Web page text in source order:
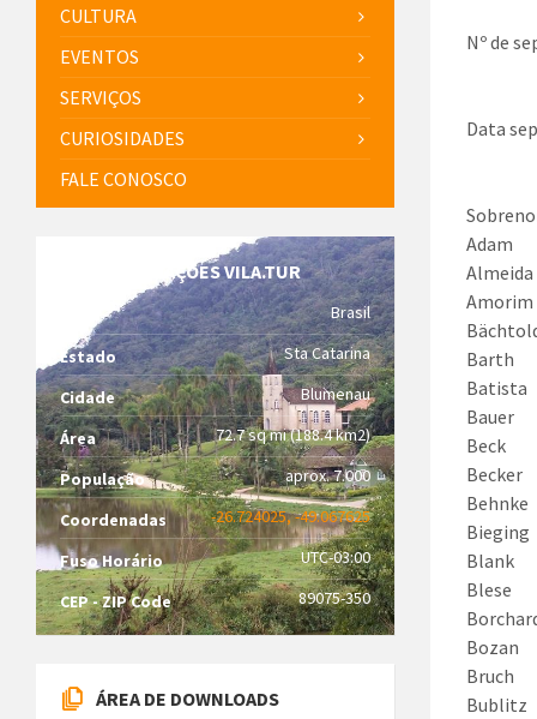
Nº de
Data
Adam
Almeida
Amorim
Barth
Batista
Bauer
Beck
Becker
Behnke
Bieging
Blank
Blese
Bozan
Bruch
Bublitz
CULTURA
EVENTOS
SERVIÇOS
CURIOSIDADES
FALE CONOSCO
INFORMAÇÕES VILA.TUR
Brasil
Estado Sta Catarina
Cidade Blumenau
Área 72.7 sq mi (188.4 km2)
População aprox. 7.000
Coordenadas -26.724025, -49.067625
Fuso Horário UTC-03:00
CEP - ZIP Code 89075-350
ÁREA DE DOWNLOADS